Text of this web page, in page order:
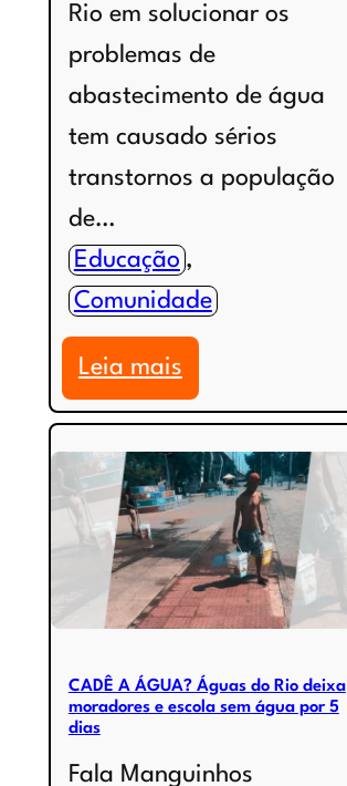
Rio em solucionar os
problemas de
abastecimento de água
tem causado sérios
transtornos a população
de…
Educação
Comunidade
Leia mais:
Creches
e
Escolas
de
Manguinhos
suspendem
por
de
CADÊ A ÁGUA? Águas do Rio deixa
moradores e escola sem água por 5
dias
Fala Manguinhos